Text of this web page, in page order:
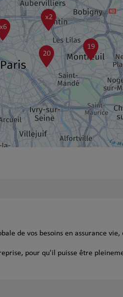
20
19
x6
x2
de vos besoins en assurance
pour qu'il puisse être